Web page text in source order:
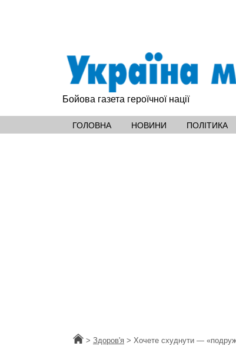
Бойова газета героїчної нації
ГОЛОВНА НОВИНИ ПОЛІТИКА
Головна
> Здоров'я > Хочете схуднути —